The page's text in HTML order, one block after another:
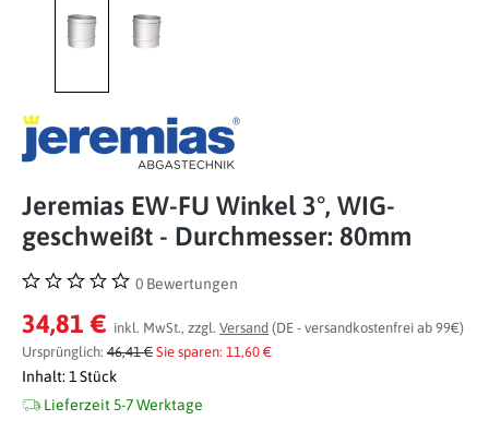
Jeremias EW-FU Winkel 3°, WIG-
geschweißt - Durchmesser: 80mm
Durchschnittliche Bewertung von 0 von 5 Sternen
0 Bewertungen
34,81 € inkl. MwSt., zzgl. Versand (DE - versandkostenfrei ab 99€)
Ursprünglich: 46,41 € Sie sparen: 11,60 €
Inhalt: 1 Stück
Lieferzeit 5-7 Werktage